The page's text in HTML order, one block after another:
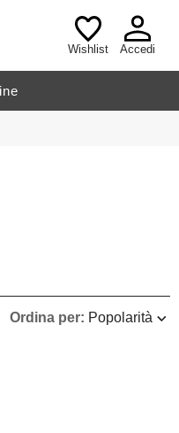
Wishlist Accedi
Ordina per: Popolarità